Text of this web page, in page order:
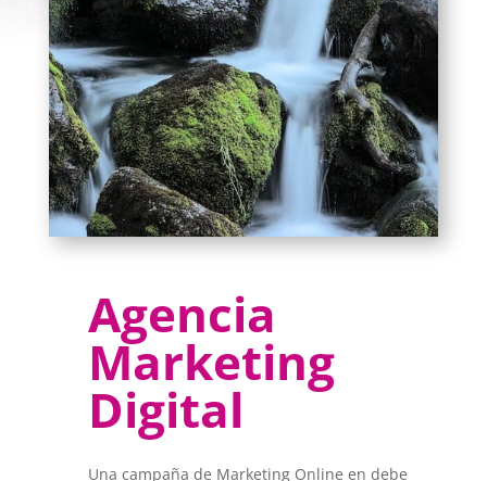
Agencia
Marketing
Digital
Una campaña de Marketing Online en debe